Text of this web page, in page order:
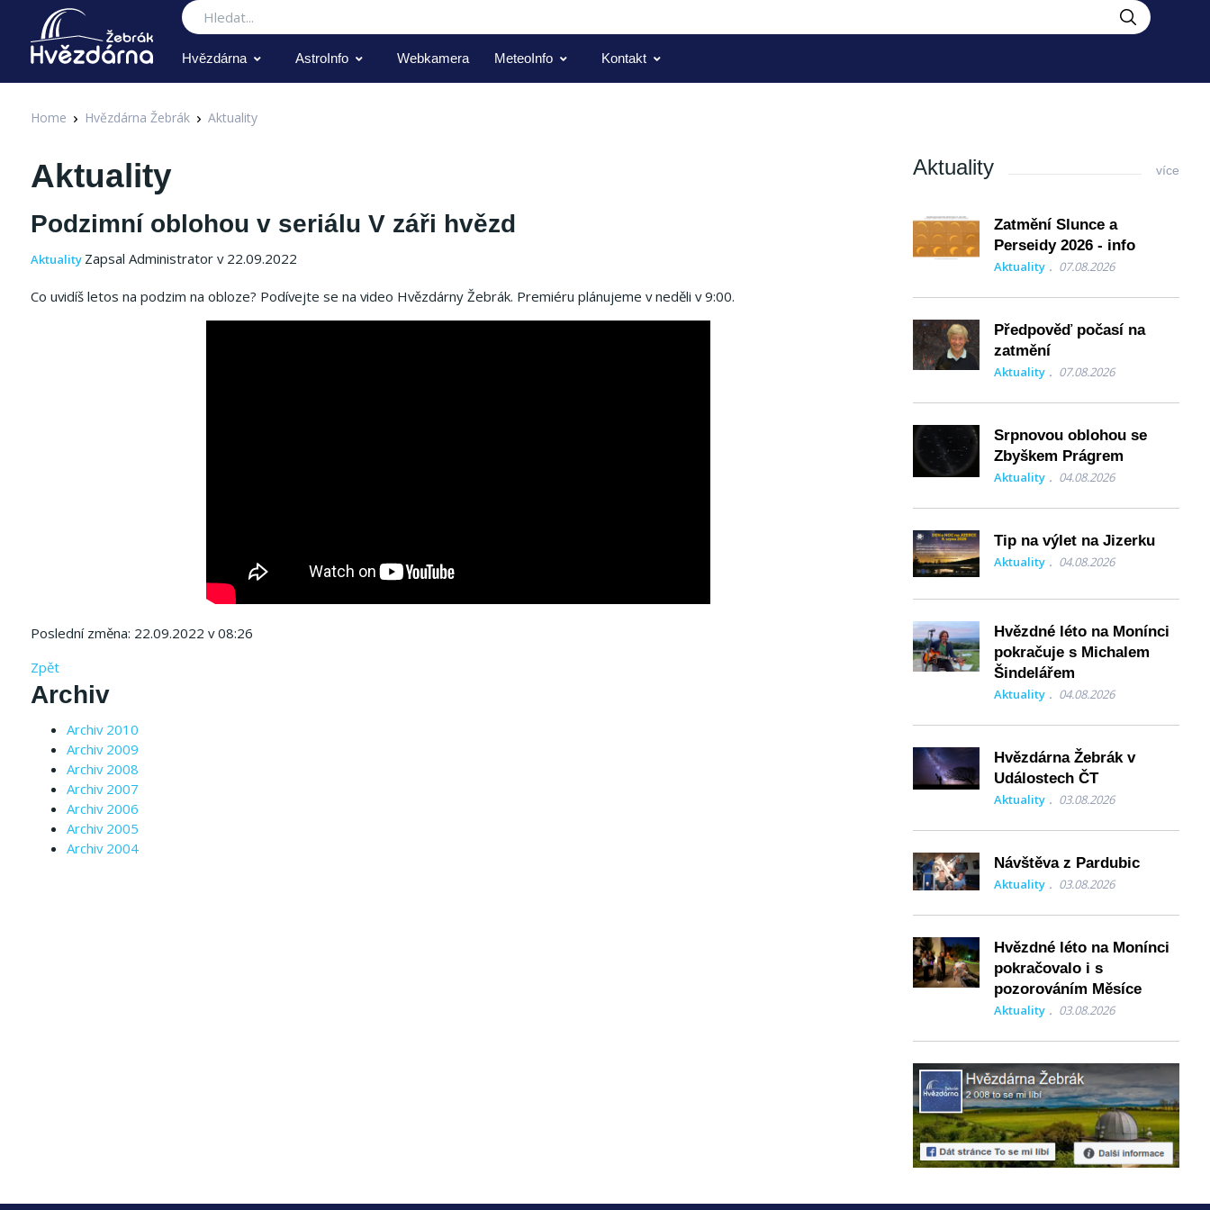
Hledat
Hvězdárna AstroInfo Webkamera MeteoInfo Kontakt
Home Hvězdárna Žebrák Aktuality
Aktuality
Podzimní oblohou v seriálu V záři hvězd
Aktuality Zapsal Administrator v 22.09.2022
Co uvidíš letos na podzim na obloze? Podívejte se na video Hvězdárny Žebrák. Premiéru plánujeme v neděli v 9:00.
Poslední změna: 22.09.2022 v 08:26
Zpět
Archiv
Archiv 2010
Archiv 2009
Archiv 2008
Archiv 2007
Archiv 2006
Archiv 2005
Archiv 2004
Aktuality více
Zatmění Slunce a
Perseidy 2026 - info
Aktuality 07.08.2026
Předpověď počasí na
zatmění
Aktuality 07.08.2026
Srpnovou oblohou se
Zbyškem Prágrem
Aktuality 04.08.2026
Tip na výlet na Jizerku
Aktuality 04.08.2026
Hvězdné léto na Monínci
pokračuje s Michalem
Šindelářem
Aktuality 04.08.2026
Hvězdárna Žebrák v
Událostech ČT
Aktuality 03.08.2026
Návštěva z Pardubic
Aktuality 03.08.2026
Hvězdné léto na Monínci
pokračovalo i s
pozorováním Měsíce
Aktuality 03.08.2026